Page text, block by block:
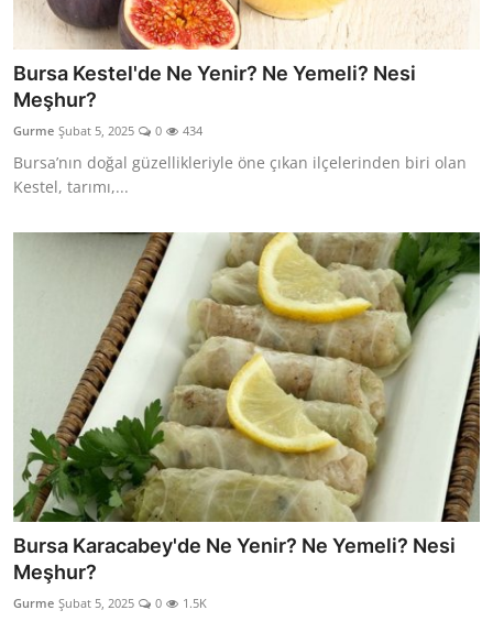
Bursa Kestel'de Ne Yenir? Ne Yemeli? Nesi
Meşhur?
Gurme Şubat 5, 2025 0 434
Bursa’nın doğal güzellikleriyle öne çıkan ilçelerinden biri olan
Kestel, tarımı,...
Bursa Karacabey'de Ne Yenir? Ne Yemeli? Nesi
Meşhur?
Gurme Şubat 5, 2025 0 1.5K